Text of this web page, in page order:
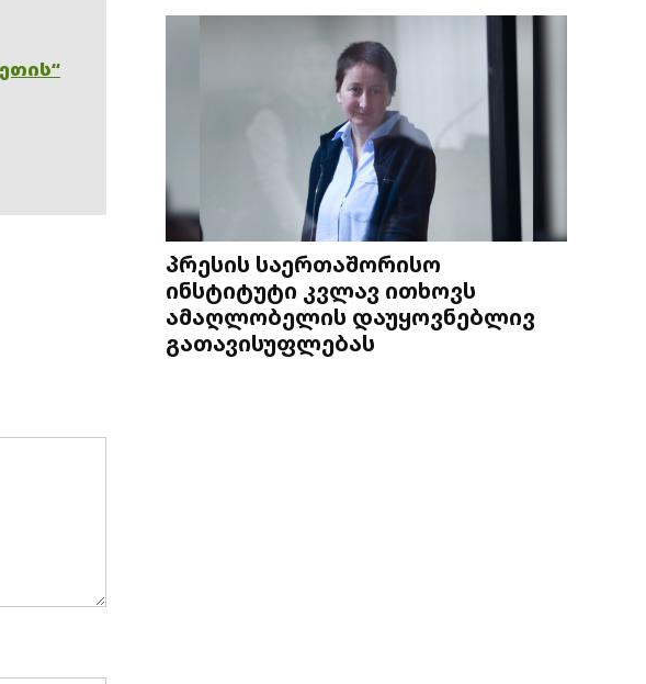
პრესის საერთაშორისო
ინსტიტუტი კვლავ ითხოვს
ამაღლობელის დაუყოვნებლივ
გათავისუფლებას